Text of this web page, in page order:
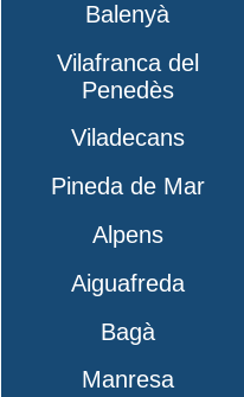
Balenyà
Vilafranca del
Penedès
Viladecans
Pineda de Mar
Alpens
Aiguafreda
Bagà
Manresa